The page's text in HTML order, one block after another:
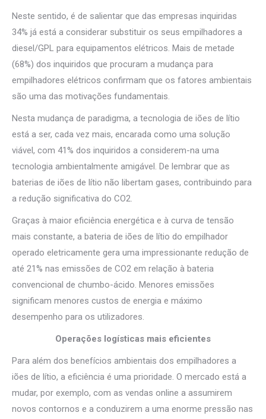
Neste sentido, é de salientar que das empresas inquiridas
34% já está a considerar substituir os seus empilhadores a
diesel/GPL para equipamentos elétricos. Mais de metade
(68%) dos inquiridos que procuram a mudança para
empilhadores elétricos confirmam que os fatores ambientais
são uma das motivações fundamentais.
Nesta mudança de paradigma, a tecnologia de iões de lítio
está a ser, cada vez mais, encarada como uma solução
viável, com 41% dos inquiridos a considerem-na uma
tecnologia ambientalmente amigável. De lembrar que as
baterias de iões de lítio não libertam gases, contribuindo para
a redução significativa do CO2.
Graças à maior eficiência energética e à curva de tensão
mais constante, a bateria de iões de lítio do empilhador
operado eletricamente gera uma impressionante redução de
até 21% nas emissões de CO2 em relação à bateria
convencional de chumbo-ácido. Menores emissões
significam menores custos de energia e máximo
desempenho para os utilizadores.
Operações logísticas mais eficientes
Para além dos benefícios ambientais dos empilhadores a
iões de lítio, a eficiência é uma prioridade. O mercado está a
mudar, por exemplo, com as vendas online a assumirem
novos contornos e a conduzirem a uma enorme pressão nas